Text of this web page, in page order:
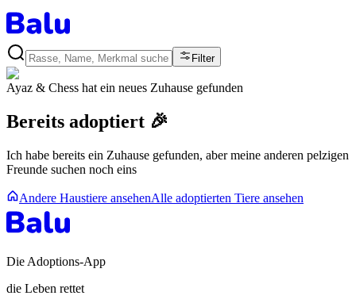
Filter
Ayaz & Chess hat ein neues Zuhause gefunden
Bereits adoptiert 🎉
Ich habe bereits ein Zuhause gefunden, aber meine anderen pelzigen
Freunde suchen noch eins
Andere Haustiere ansehenAlle adoptierten Tiere ansehen
Die Adoptions-App
die Leben rettet